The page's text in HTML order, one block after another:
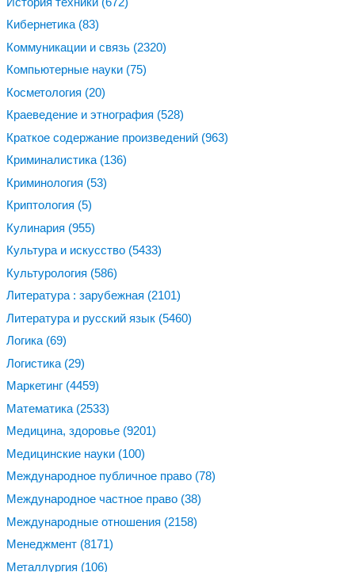
Кибернетика (83)
Коммуникации и связь (2320)
Компьютерные науки (75)
Косметология (20)
Краеведение и этнография (528)
Краткое содержание произведений (963)
Криминалистика (136)
Криминология (53)
Криптология (5)
Кулинария (955)
Культура и искусство (5433)
Культурология (586)
Литература : зарубежная (2101)
Литература и русский язык (5460)
Логика (69)
Логистика (29)
Маркетинг (4459)
Математика (2533)
Медицина, здоровье (9201)
Медицинские науки (100)
Международное публичное право (78)
Международное частное право (38)
Международные отношения (2158)
Менеджмент (8171)
Металлургия (106)